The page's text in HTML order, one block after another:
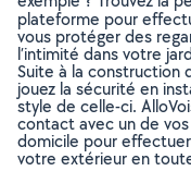
plateforme pour
vous protéger des
l’intimité dans votre
Suite à la construction
jouez la sécurité en
style de celle-ci.
contact avec un de
domicile pour
votre extérieur en